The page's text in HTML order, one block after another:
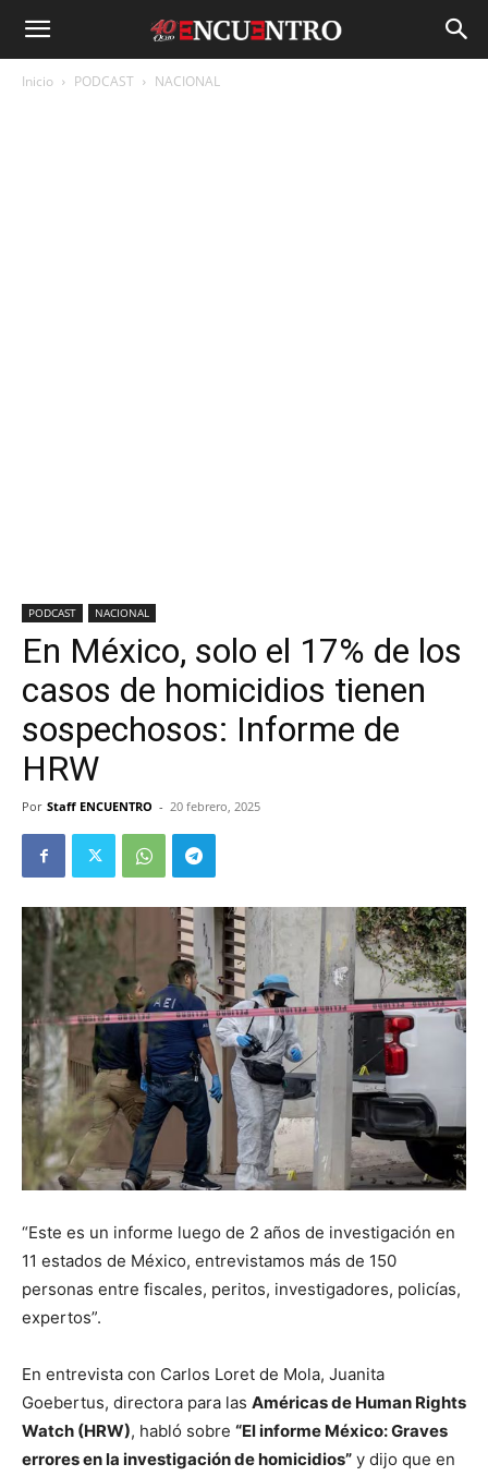
Inicio PODCAST NACIONAL
PODCAST NACIONAL
En México, solo el 17% de los
casos de homicidios tienen
sospechosos: Informe de
HRW
Por Staff ENCUENTRO - 20 febrero, 2025
“Este es un informe luego de 2 años de investigación en
11 estados de México, entrevistamos más de 150
personas entre fiscales, peritos, investigadores, policías,
expertos”.
En entrevista con Carlos Loret de Mola, Juanita
Goebertus, directora para las Américas de Human Rights
Watch (HRW), habló sobre “El informe México: Graves
errores en la investigación de homicidios” y dijo que en